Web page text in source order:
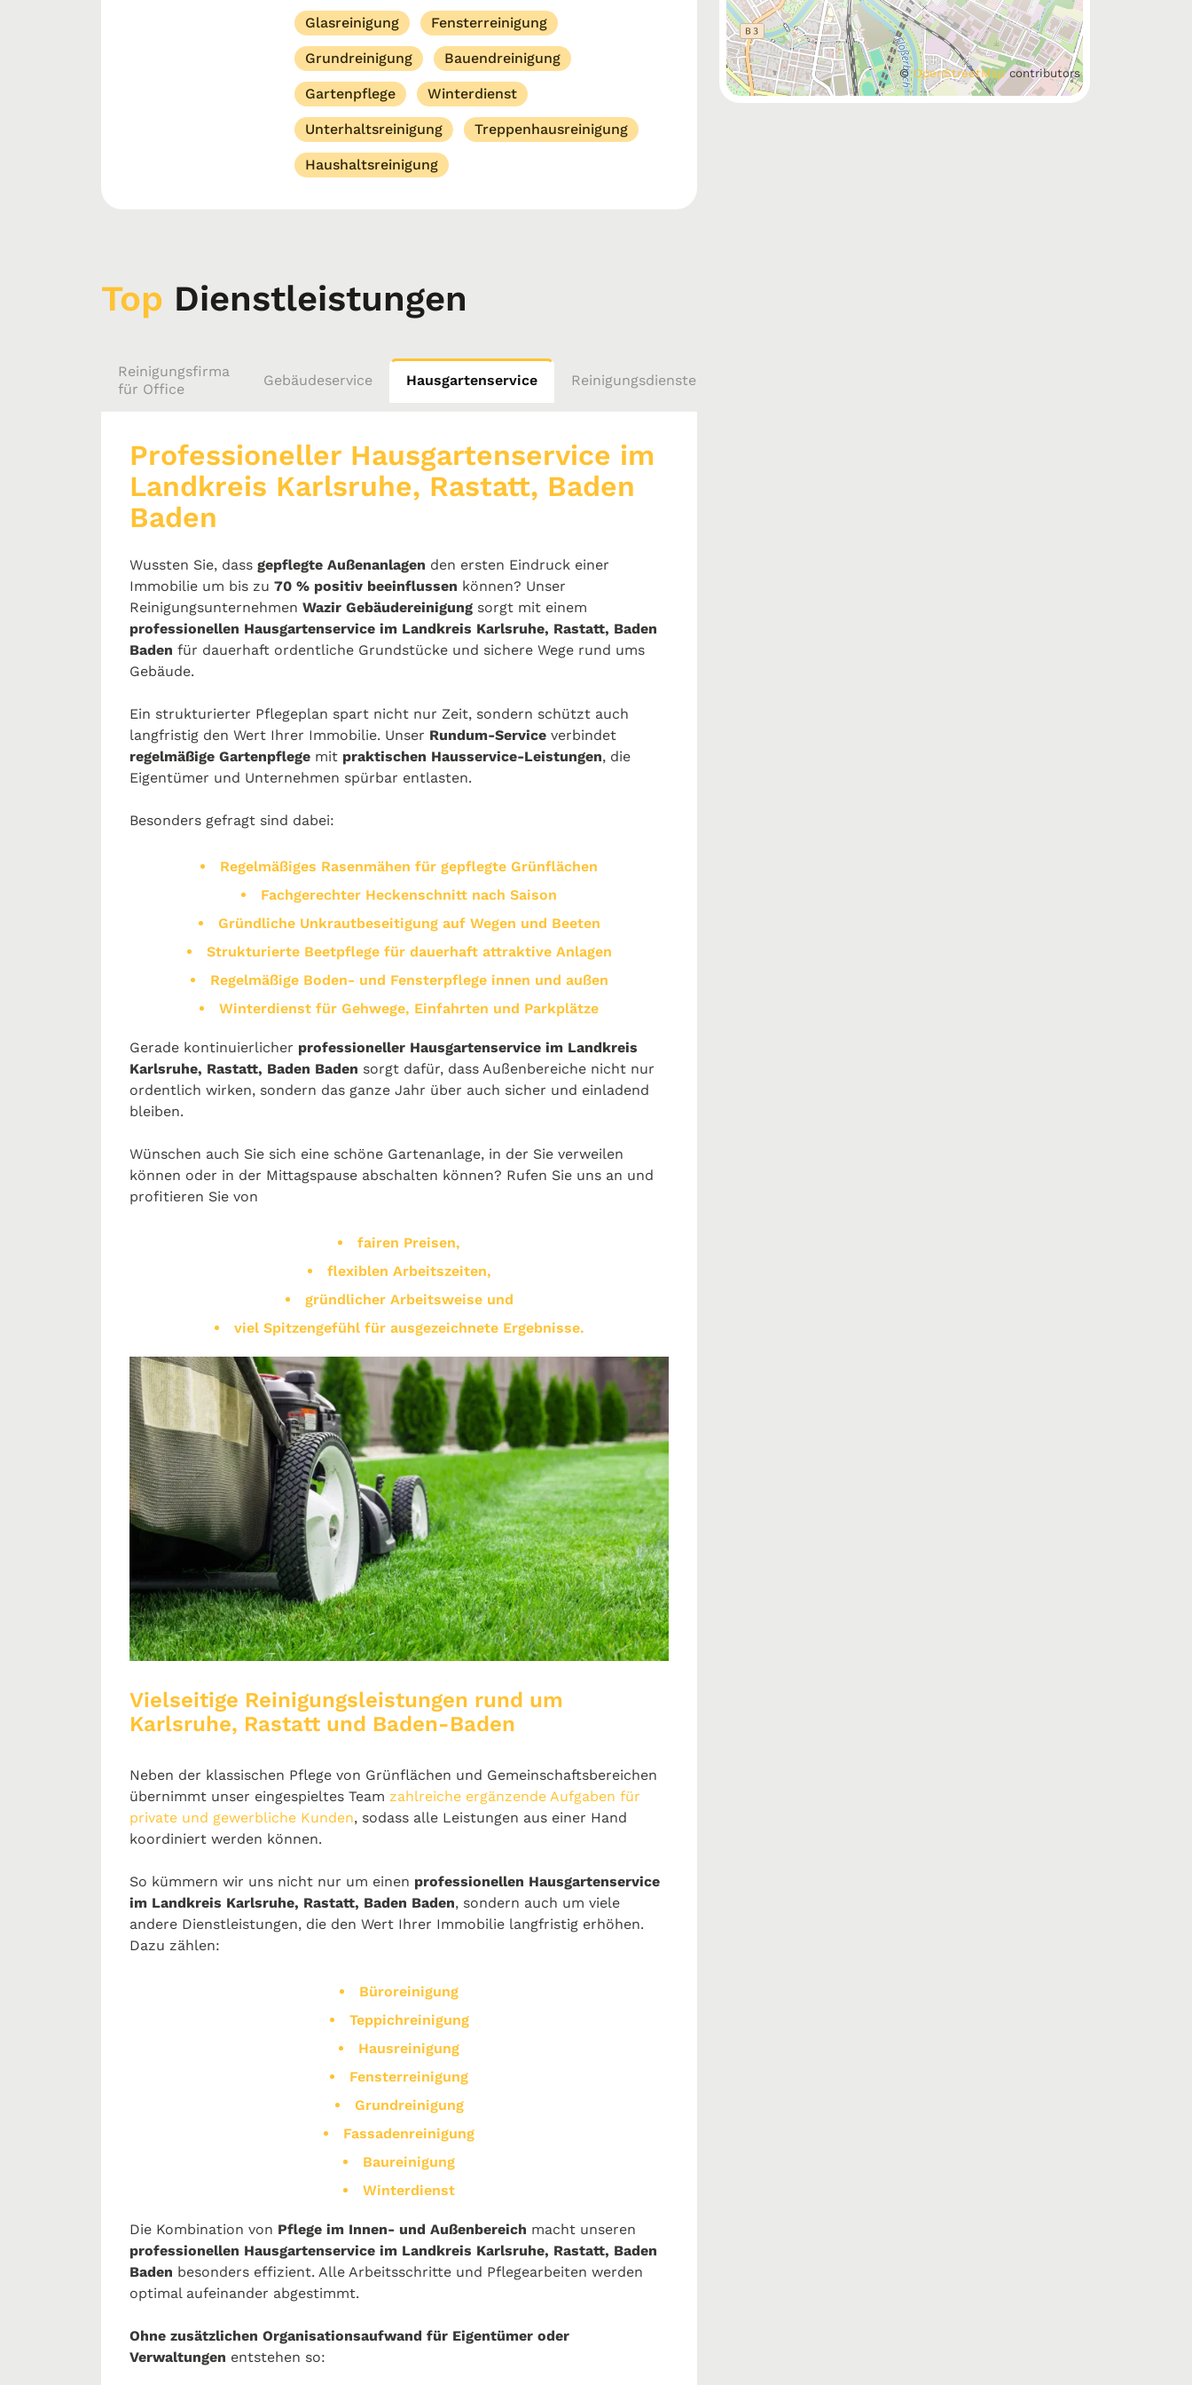
Glasreinigung Fensterreinigung
Grundreinigung Bauendreinigung
Gartenpflege Winterdienst
Unterhaltsreinigung Treppenhausreinigung
Haushaltsreinigung
©OpenStreetMapcontributors
Top Dienstleistungen
Reinigungsfirma
für Office
Gebäudeservice Hausgartenservice Reinigungsdienste
Professioneller Hausgartenservice im
Landkreis Karlsruhe, Rastatt, Baden
Baden
Wussten Sie, dass gepflegte Außenanlagen den ersten Eindruck einer
Immobilie um bis zu 70 % positiv beeinflussen können? Unser
Reinigungsunternehmen Wazir Gebäudereinigung sorgt mit einem
professionellen Hausgartenservice im Landkreis Karlsruhe, Rastatt, Baden
Baden für dauerhaft ordentliche Grundstücke und sichere Wege rund ums
Gebäude.
Ein strukturierter Pflegeplan spart nicht nur Zeit, sondern schützt auch
langfristig den Wert Ihrer Immobilie. Unser Rundum-Service verbindet
regelmäßige Gartenpflege mit praktischen Hausservice-Leistungen, die
Eigentümer und Unternehmen spürbar entlasten.
Besonders gefragt sind dabei:
Regelmäßiges Rasenmähen für gepflegte Grünflächen
Fachgerechter Heckenschnitt nach Saison
Gründliche Unkrautbeseitigung auf Wegen und Beeten
Strukturierte Beetpflege für dauerhaft attraktive Anlagen
Regelmäßige Boden- und Fensterpflege innen und außen
Winterdienst für Gehwege, Einfahrten und Parkplätze
Gerade kontinuierlicher professioneller Hausgartenservice im Landkreis
Karlsruhe, Rastatt, Baden Baden sorgt dafür, dass Außenbereiche nicht nur
ordentlich wirken, sondern das ganze Jahr über auch sicher und einladend
bleiben.
Wünschen auch Sie sich eine schöne Gartenanlage, in der Sie verweilen
können oder in der Mittagspause abschalten können? Rufen Sie uns an und
profitieren Sie von
fairen Preisen,
flexiblen Arbeitszeiten,
gründlicher Arbeitsweise und
viel Spitzengefühl für ausgezeichnete Ergebnisse.
Vielseitige Reinigungsleistungen rund um
Karlsruhe, Rastatt und Baden-Baden
Neben der klassischen Pflege von Grünflächen und Gemeinschaftsbereichen
übernimmt unser eingespieltes Team zahlreiche ergänzende Aufgaben für
private und gewerbliche Kunden, sodass alle Leistungen aus einer Hand
koordiniert werden können.
So kümmern wir uns nicht nur um einen professionellen Hausgartenservice
im Landkreis Karlsruhe, Rastatt, Baden Baden, sondern auch um viele
andere Dienstleistungen, die den Wert Ihrer Immobilie langfristig erhöhen.
Dazu zählen:
Büroreinigung
Teppichreinigung
Hausreinigung
Fensterreinigung
Grundreinigung
Fassadenreinigung
Baureinigung
Winterdienst
Die Kombination von Pflege im Innen- und Außenbereich macht unseren
professionellen Hausgartenservice im Landkreis Karlsruhe, Rastatt, Baden
Baden besonders effizient. Alle Arbeitsschritte und Pflegearbeiten werden
optimal aufeinander abgestimmt.
Ohne zusätzlichen Organisationsaufwand für Eigentümer oder
Verwaltungen entstehen so: